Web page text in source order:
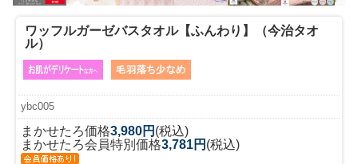
ワッフルガーゼバスタオル【ふんわり】（今治タオ
ル）
ybc005
まかせたろ価格3,980円 (税込)
まかせたろ会員特別価格3,781円 (税込)